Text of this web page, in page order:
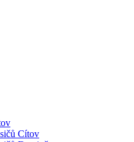
Cítov